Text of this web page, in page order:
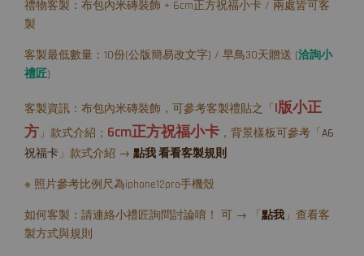
禮物客製：布包內米磚裝飾 + 6cm正方祝福小卡 / 兩處皆可客
製
客製最低數量：10份(公版簡易改文字) / 早鳥30天贈送 (洽詢小
禮匠)
客製資訊：布包內米磚裝飾，可參考客製禮貼之「 I版小正
方」款式介紹； 6cm正方祝福小卡 ，背景樣板可參考「 A6
祝福卡」款式介紹 → 點我 看看客製規則
※ 照片參考比例尺為iphone12pro手機殼
如何客製：請連絡小禮匠詢問討論唷！ 可 → 「 點我」查看客
製方式與規則